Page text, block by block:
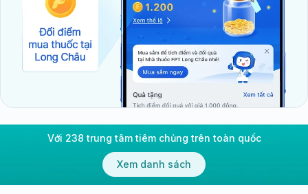
Với 238 trung tâm tiêm chủng trên toàn quốc
Xem danh sách